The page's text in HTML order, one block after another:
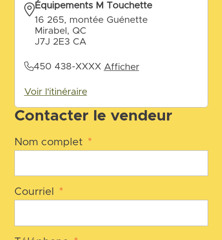
Contacter le vendeur
Nom complet *
Courriel *
Équipements M Touchette
16 265, montée Guénette
Mirabel, QC
J7J 2E3 CA
450 438-XXXX Afficher
Voir l'itinéraire